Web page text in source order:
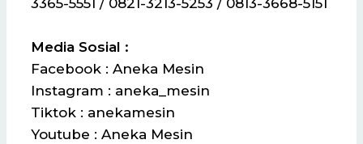
Media Sosial :
Facebook : Aneka Mesin
Instagram : aneka_mesin
Tiktok : anekamesin
Youtube : Aneka Mesin